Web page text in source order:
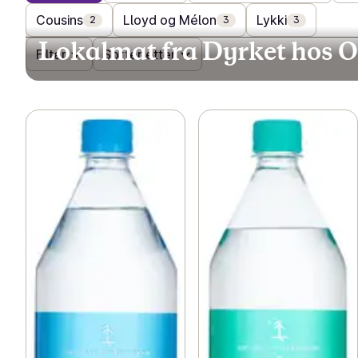
Cousins 2 Lloyd og Mélon 3 Lykki 3
Filter Sorter etter
Lokalmat fra Dyrket hos